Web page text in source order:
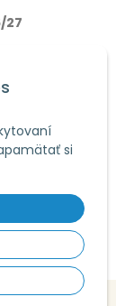
si
27
,webhosting